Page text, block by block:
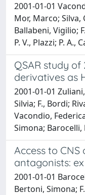
2001-01-01
Mor, Marco; Silva,
Ballabeni, Vigilio;
P. V., Plazzi; P. A.,
QSAR study
derivatives as
2001-01-01
Silvia; F., Bordi;
Vacondio,
Simona; Barocelli,
Access to
antagonists:
2001-01-01
Bertoni, Simona;